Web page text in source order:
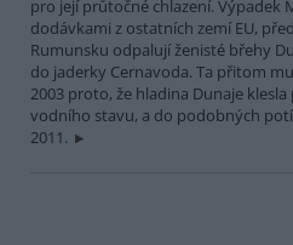
pro její průtočné chlazení. Výpadek
dodávkami z ostatních zemí EU,
Rumunsku odpalují ženisté břehy
do jaderky Cernavoda. Ta přitom
2003 proto, že hladina Dunaje
vodního stavu, a do podobných
2011.